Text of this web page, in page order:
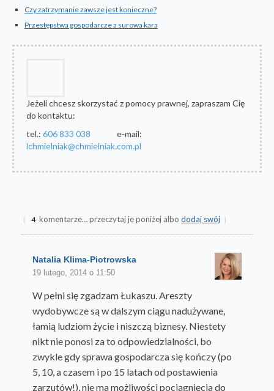
Czy zatrzymanie zawsze jest konieczne?
Przestępstwa gospodarcze a surowa kara
Jeżeli chcesz skorzystać z pomocy prawnej, zapraszam Cię
do kontaktu:
tel.: 606 833 038
e-mail:
lchmielniak@chmielniak.com.pl
{ 4 komentarze… przeczytaj je poniżej albo dodaj swój }
Natalia Klima-Piotrowska
19 lutego, 2014 o 11:50
W pełni się zgadzam Łukaszu. Areszty
wydobywcze są w dalszym ciągu nadużywane,
łamią ludziom życie i niszczą biznesy. Niestety
nikt nie ponosi za to odpowiedzialności, bo
zwykle gdy sprawa gospodarcza się kończy (po
5, 10, a czasem i po 15 latach od postawienia
zarzutów!), nie ma możliwości pociągnięcia do